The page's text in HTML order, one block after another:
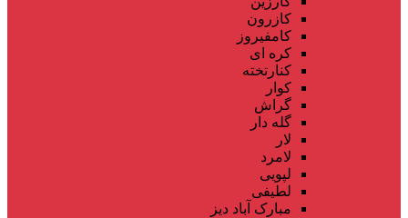
کازرون
کامفیروز
کره ای
کنارتخته
کوار
گراش
گله دار
لار
لامرد
لپویی
لطیفی
مبارک آباد دیز